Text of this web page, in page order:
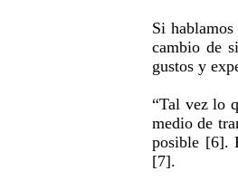
Si
cambio de
gustos y
“Tal vez lo
medio de
posible [6].
[7].